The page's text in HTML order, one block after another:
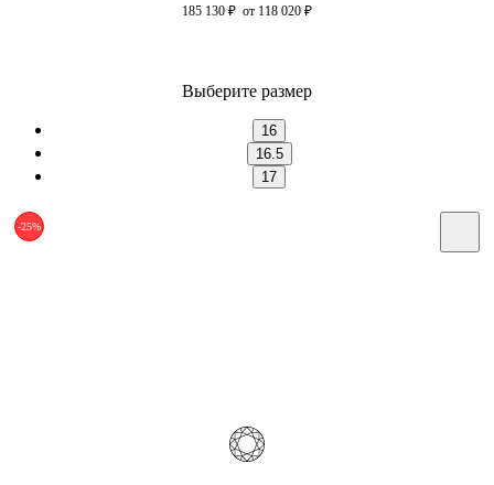
185 130 ₽ от 118 020 ₽
Выберите размер
16
16.5
17
-25%